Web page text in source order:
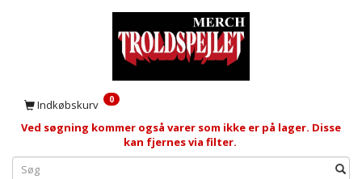
Indkøbskurv 0
Ved søgning kommer også varer som ikke er på lager. Disse
kan fjernes via filter.